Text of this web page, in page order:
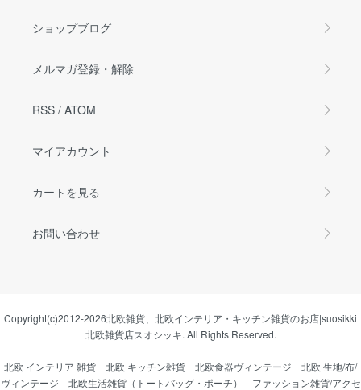
ショップブログ
メルマガ登録・解除
RSS / ATOM
マイアカウント
カートを見る
お問い合わせ
Copyright(c)2012-2026北欧雑貨、北欧インテリア・キッチン雑貨のお店|suosikki
北欧雑貨店スオシッキ. All Rights Reserved.
北欧 インテリア 雑貨 北欧 キッチン雑貨 北欧食器ヴィンテージ
北欧 生地/布/
ヴィンテージ
北欧生活雑貨（トートバッグ・ポーチ） ファッション雑貨/アクセ